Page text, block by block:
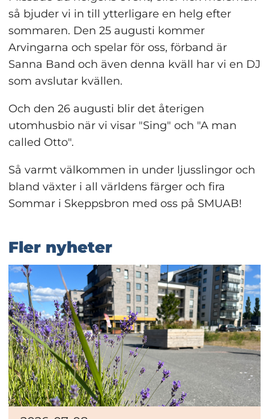
så bjuder vi in till ytterligare en helg efter
sommaren. Den 25 augusti kommer
Arvingarna och spelar för oss, förband är
Sanna Band och även denna kväll har vi en DJ
som avslutar kvällen.
Och den 26 augusti blir det återigen
utomhusbio när vi visar "Sing" och "A man
called Otto".
Så varmt välkommen in under ljusslingor och
bland växter i all världens färger och fira
Sommar i Skeppsbron med oss på SMUAB!
Fler nyheter